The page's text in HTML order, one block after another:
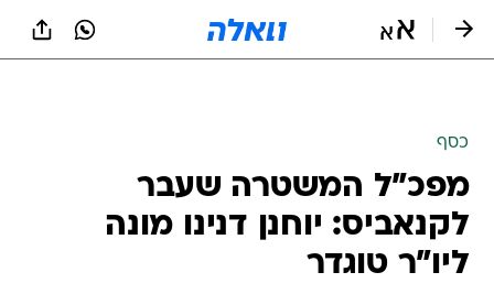
כסף
מפכ"ל המשטרה שעבר
לקנאביס: יוחנן דנינו מונה
ליו"ר טוגדר